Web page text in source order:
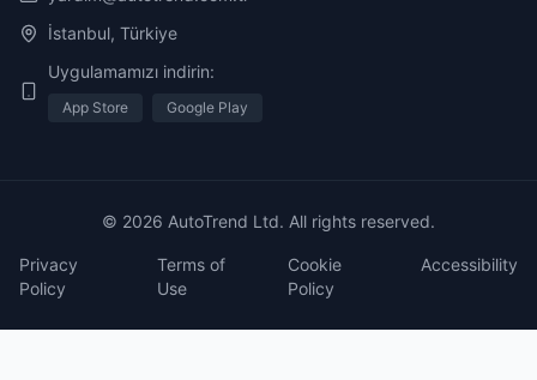
İstanbul, Türkiye
Uygulamamızı indirin:
App Store Google Play
© 2026 AutoTrend Ltd. All rights reserved.
Privacy
Policy
Terms of
Use
Cookie
Policy
Accessibility